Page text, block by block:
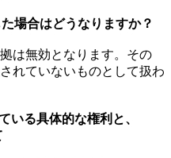
場合はどうなりますか？
は無効となります。その
れていないものとして扱わ
いる具体的な権利と、